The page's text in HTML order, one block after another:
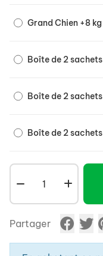
Grand Chien +8
Boîte de 2
Boîte de 2
Boîte de 2
Partager